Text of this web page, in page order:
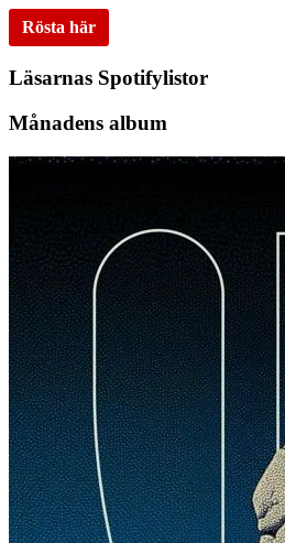
Rösta här
Läsarnas Spotifylistor
Månadens album